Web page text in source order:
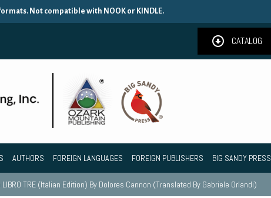
formats. Not compatible with NOOK or KINDLE.
CATALOG
AUTHORS FOREIGN LANGUAGES FOREIGN PUBLISHERS BIG SANDY PRESS
TRE (Italian Edition) By Dolores Cannon (Translated By Gabriele Orlandi)